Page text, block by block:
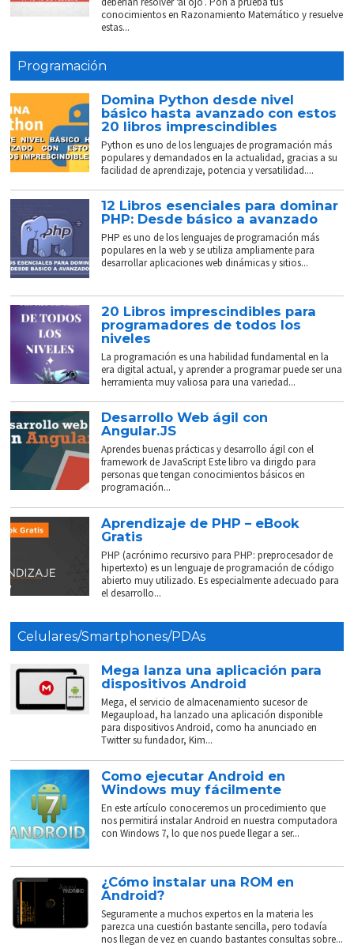
conocimientos en Razonamiento Matemático y resuelve
estas...
Programación
Domina Python desde nivel
básico hasta avanzado con estos
20 libros imprescindibles
Python es uno de los lenguajes de programación más
populares y demandados en la actualidad, gracias a su
facilidad de aprendizaje, potencia y versatilidad....
12 Libros esenciales para dominar
PHP: Desde básico a avanzado
PHP es uno de los lenguajes de programación más
populares en la web y se utiliza ampliamente para
desarrollar aplicaciones web dinámicas y sitios...
20 Libros imprescindibles para
programadores de todos los
niveles
La programación es una habilidad fundamental en la
era digital actual, y aprender a programar puede ser una
herramienta muy valiosa para una variedad...
Desarrollo Web ágil con
Angular.JS
Aprendes buenas prácticas y desarrollo ágil con el
framework de JavaScript Este libro va dirigdo para
personas que tengan conocimientos básicos en
programación...
Aprendizaje de PHP – eBook
Gratis
PHP (acrónimo recursivo para PHP: preprocesador de
hipertexto) es un lenguaje de programación de código
abierto muy utilizado. Es especialmente adecuado para
el desarrollo...
Celulares/Smartphones/PDAs
Mega lanza una aplicación para
dispositivos Android
Mega, el servicio de almacenamiento sucesor de
Megaupload, ha lanzado una aplicación disponible
para dispositivos Android, como ha anunciado en
Twitter su fundador, Kim...
Como ejecutar Android en
Windows muy fácilmente
En este artículo conoceremos un procedimiento que
nos permitirá instalar Android en nuestra computadora
con Windows 7, lo que nos puede llegar a ser...
¿Cómo instalar una ROM en
Android?
Seguramente a muchos expertos en la materia les
parezca una cuestión bastante sencilla, pero todavía
nos llegan de vez en cuando bastantes consultas sobre...